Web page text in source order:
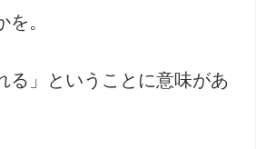
。
る」ということに意味があ